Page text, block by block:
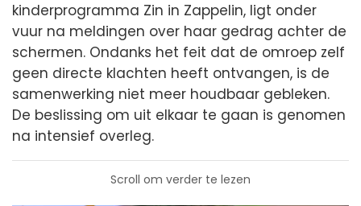
kinderprogramma Zin in Zappelin, ligt onder
vuur na meldingen over haar gedrag achter de
schermen. Ondanks het feit dat de omroep zelf
geen directe klachten heeft ontvangen, is de
samenwerking niet meer houdbaar gebleken.
De beslissing om uit elkaar te gaan is genomen
na intensief overleg.
Scroll om verder te lezen